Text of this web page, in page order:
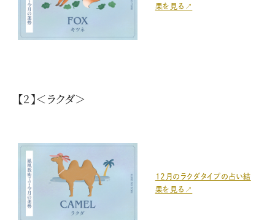
果を見る↗
【2】＜ラクダ＞
12月のラクダタイプの占い結
果を見る↗